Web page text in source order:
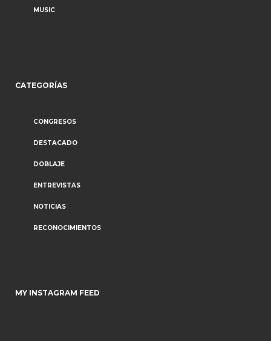
MUSIC
CATEGORÍAS
CONGRESOS
DESTACADO
DOBLAJE
ENTREVISTAS
NOTICIAS
RECONOCIMIENTOS
MY INSTAGRAM FEED